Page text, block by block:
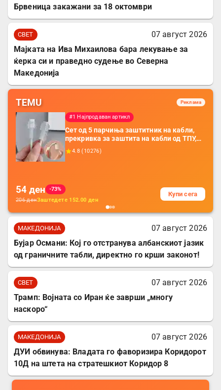
Брвеница закажани за 18 октомври
СВЕТ
07 август 2026
Мајката на Ива Михаилова бара лекување за
ќерка си и праведно судење во Северна
Македонија
TEMU Реклама
#1 Најпродаван артикл
Сет од 5 парчиња заштитник на кабли,
прекривка за заштита на кабли од ТПУ,
додатоци за заштита на кабли, без
батерија, за мобилни телефони, комплет
4.8 (10276)
54 ден
-73%
206денЗаштедете 152.00 ден
Купи сега
МАКЕДОНИЈА
07 август 2026
Бујар Османи: Кој го отстранува албанскиот јазик
од граничните табли, директно го крши законот!
СВЕТ
07 август 2026
Трамп: Војната со Иран ќе заврши „многу
наскоро“
МАКЕДОНИЈА
07 август 2026
ДУИ обвинува: Владата го фаворизира Коридорот
10Д на штета на стратешкиот Коридор 8